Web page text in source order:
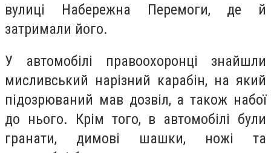
вулиці Набережна Перемоги, де й
затримали його.
У автомобілі правоохоронці знайшли
мисливський нарізний карабін, на який
підозрюваний мав дозвіл, а також набої
до нього. Крім того, в автомобілі були
гранати, димові шашки, ножі та